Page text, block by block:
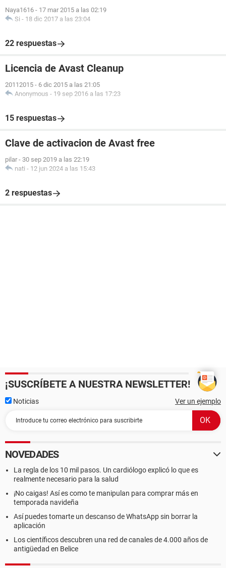
Naya1616 - 17 mar 2015 a las 02:19
Si - 18 dic 2017 a las 23:04
22 respuestas
Licencia de Avast Cleanup
20112015 - 6 dic 2015 a las 21:05
Anonymous - 19 sep 2016 a las 17:23
15 respuestas
Clave de activacion de Avast free
pilar - 30 sep 2019 a las 22:19
nati - 12 jun 2024 a las 15:43
2 respuestas
¡SUSCRÍBETE A NUESTRA NEWSLETTER!
Noticias Ver un ejemplo
NOVEDADES
La regla de los 10 mil pasos. Un cardiólogo explicó lo que es
realmente necesario para la salud
¡No caigas! Así es como te manipulan para comprar más en
temporada navideña
Así puedes tomarte un descanso de WhatsApp sin borrar la
aplicación
Los científicos descubren una red de canales de 4.000 años de
antigüedad en Belice